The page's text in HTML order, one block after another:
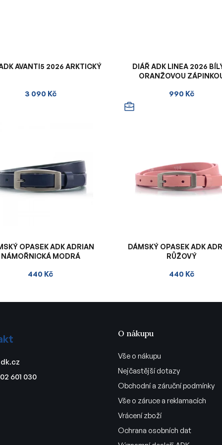
AVANTI5 2026 ARKTICKÝ
3 090 Kč
DIÁŘ ADK LINEA 2026
ORANŽOVOU
990 Kč
OPASEK ADK ADRIAN
NÁMOŘNICKÁ MODRÁ
440 Kč
DÁMSKÝ OPASEK ADK
RŮŽOVÝ
440 Kč
601 030
O nákupu
Vše o nákupu
Nejčastější dotazy
Obchodní a záruční podmínky
Vše o záruce a reklamacích
Vrácení zboží
Ochrana osobních dat